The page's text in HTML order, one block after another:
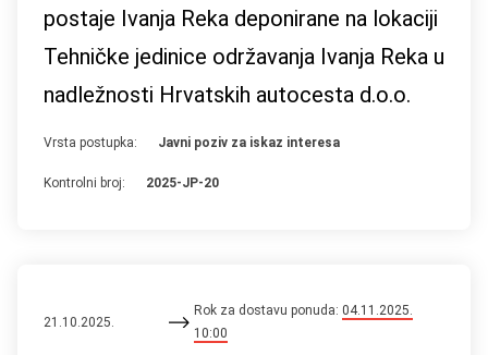
postaje Ivanja Reka deponirane na lokaciji
Tehničke jedinice održavanja Ivanja Reka u
nadležnosti Hrvatskih autocesta d.o.o.
Vrsta postupka: Javni poziv za iskaz interesa
Kontrolni broj: 2025-JP-20
21.10.2025.
Rok za dostavu ponuda:04.11.2025.
10:00